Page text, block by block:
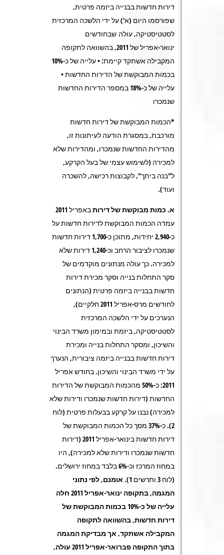
דירות חדשות בבנייה ביזמה פרטית,
שפורסמו היום (א') על ידי הלשכה המרכזית
לסטטיסטיקה, עולה שבחודשים
ינואר-אפריל של 2011, בהשוואה לתקופה
המקבילה אשתקד קיימת: • עלייה של כ-10%
בכמות המבוקשת של הדירות החדשות •
עלייה של כ-18% במספר הדירות החדשות
שנמכרו
*הכמות המבוקשת של דירות חדשות
מורכבת, במסגרת הודעה לעיתונות זו,
מהדירות החדשות שנמכרו, ומהדירות שלא
למכירה (לשימוש עצמי של בעל הקרקע,
ל"בנה ביתך", לקבוצות רכישה, להשכרה
ועוד).
א. כמות מבוקשת של דירות
באפריל 2011
עמדה הכמות המבוקשת לדירות חדשות על
כ-2,940 יחידות, מתוכן כ-1,700 דירות חדשות
שנמכרו לציבור הרחב וכ-1,240 דירות שלא
למכירה. כך עולה מנתונים מוקדמים של
סקר התחלות בנייה וסקר מכירת דירות
חדשות בבנייה ביזמה פרטית (הנתונים
לחודשים מרס-אפריל 2011 חלקיים),
הנערכים על ידי הלשכה המרכזית
לסטטיסטיקה, ביזמת ובמימון משרד הבינוי
והשיכון, ומסקר התחלות בנייה ומכירת
דירות חדשות בבנייה ביזמה ציבורית, הנערך
על ידי משרד הבינוי והשיכון. בחודש אפריל
2011: כ-50% מהכמות המבוקשת של הדירות
החדשות (דירות חדשות שנמכרו ודירות שלא
למכירה) נבנו על קרקע בבעלות פרטית (לוח
2). כ-37% מסך כל הכמות המבוקשת של
דירות חדשות בינואר-אפריל 2011 (דירות
חדשות שנמכרו ודירות שלא למכירה), היו
במחוז המרכז וכ-6% בלבד במחוז ירושלים.
(לוח 3 ותרשים 1).
אומנם, לפי נתוני
המגמה, בתקופה ינואר-אפריל 2011 חלה
עלייה של כ-10% בכמות המבוקשת של
דירות חדשות, בהשוואה לתקופה
המקבילה אשתקד, אך מבדיקת המגמה
בתוך התקופה פברואר-אפריל 2011 עולה,